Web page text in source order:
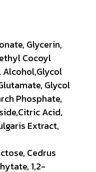
Glycerin,
Cocoyl
Alcohol,Glycol
Glycol
Phosphate,
Citric Acid,
Extract,
Cedrus
1,2-